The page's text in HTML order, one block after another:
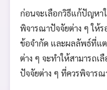
ก่อนจะเลือกวิธีแก้ปัญหา
พิจารณาปัจจัยต่าง ๆ ให้
ข้อจำกัด และผลลัพธ์ที่แต
ต่าง ๆ จะทำให้สามารถเ
ปัจจัยต่าง ๆ ที่ควรพิจาร